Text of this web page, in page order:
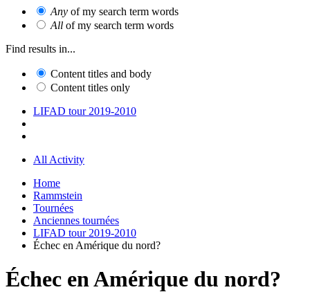
Any of my search term words
All of my search term words
Find results in...
Content titles and body
Content titles only
LIFAD tour 2019-2010
All Activity
Home
Rammstein
Tournées
Anciennes tournées
LIFAD tour 2019-2010
Échec en Amérique du nord?
Échec en Amérique du nord?